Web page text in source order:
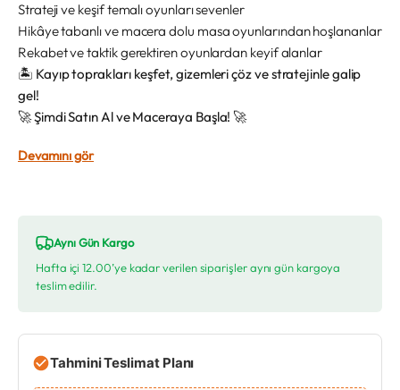
Strateji ve keşif temalı oyunları sevenler
Hikâye tabanlı ve macera dolu masa oyunlarından hoşlananlar
Rekabet ve taktik gerektiren oyunlardan keyif alanlar
🏝️ Kayıp toprakları keşfet, gizemleri çöz ve stratejinle galip
gel!
🚀Şimdi Satın Al ve Maceraya Başla! 🚀
Devamını gör
Aynı Gün Kargo
Hafta içi 12.00’ye kadar verilen siparişler aynı gün kargoya
teslim edilir.
Tahmini Teslimat Planı